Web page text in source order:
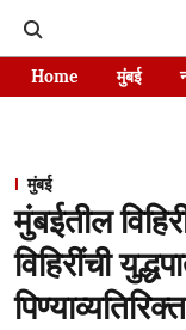
Home मुंबई
मुंबई
मुंबईतील
विहिरींची